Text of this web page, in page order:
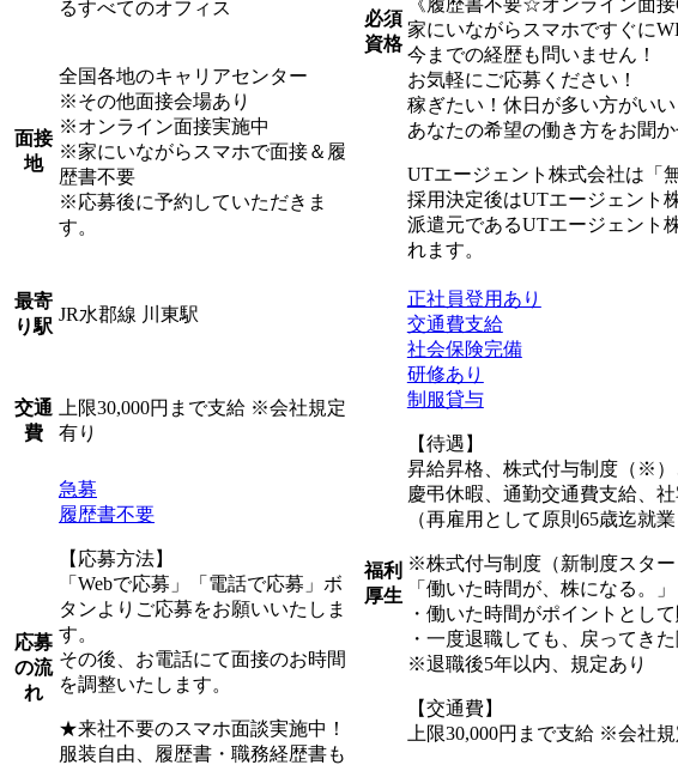
るすべてのオフィス
面接
地
全国各地のキャリアセンター
※その他面接会場あり
※オンライン面接実施中
※家にいながらスマホで面接＆履
歴書不要
※応募後に予約していただきま
す。
最寄
り駅
JR水郡線 川東駅
交通
費
上限30,000円まで支給 ※会社規定
有り
応募
の流
れ
急募
履歴書不要
【応募方法】
「Webで応募」「電話で応募」ボ
タンよりご応募をお願いいたしま
す。
その後、お電話にて面接のお時間
を調整いたします。
★来社不要のスマホ面談実施中！
服装自由、履歴書・職務経歴書も
必須
資格
家にいながらスマホですぐに
今までの経歴も問いません！
お気軽にご応募ください！
稼ぎたい！休日が多い方がい
あなたの希望の働き方をお聞
UTエージェント株式会社は「
採用決定後はUTエージェント
派遣元であるUTエージェント
れます。
福利
厚生
正社員登用あり
交通費支給
社会保険完備
研修あり
制服貸与
【待遇】
昇給昇格、株式付与制度（※）
慶弔休暇、通勤交通費支給、
（再雇用として原則65歳迄就業
※株式付与制度（新制度スター
「働いた時間が、株になる。」
・働いた時間がポイントとし
・一度退職しても、戻ってき
※退職後5年以内、規定あり
【交通費】
上限30,000円まで支給 ※会社規